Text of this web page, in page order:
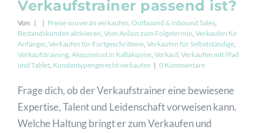
Verkaufstrainer passend ist?
Von | | Preise souverän verkaufen, Outbound & Inbound Sales,
Bestandskunden aktivieren, Vom Anlass zum Folgetermin, Verkaufen für
Anfänger, Verkaufen für Fortgeschrittene, Verkaufen für Selbstständige,
Verkaufstraining, Akquiselust in Kaltakquise, Verkauf, Verkaufen mit IPad
und Tablet, Kundentypengerecht verkaufen | 0 Kommentare
Frage dich, ob der Verkaufstrainer eine bewiesene
Expertise, Talent und Leidenschaft vorweisen kann.
Welche Haltung bringt er zum Verkaufen und